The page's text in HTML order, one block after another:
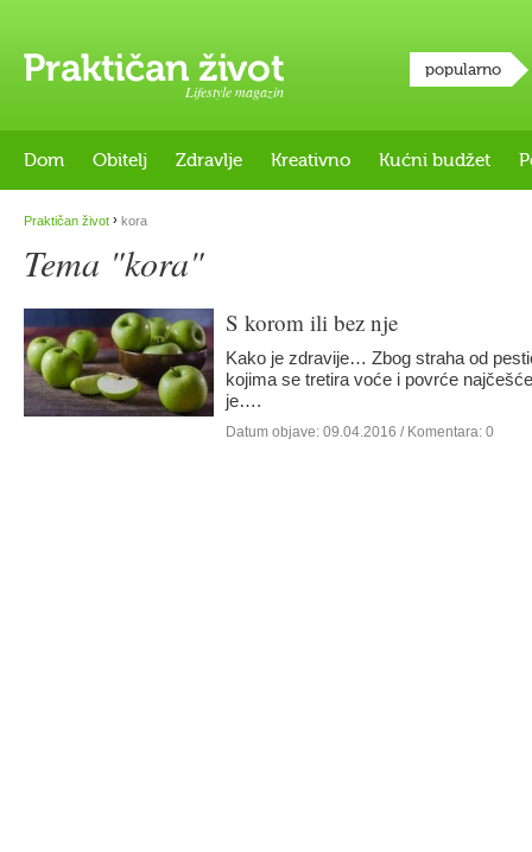
Lifestyle magazin
popularno
Dom Obitelj Zdravlje Kreativno Kućni budžet
Praktičan život › kora
Tema "kora"
S korom ili bez nje
Kako je zdravije… Zbog straha od
kojima se tretira voće i povrće
je….
Datum objave: 09.04.2016 / Komentara: 0